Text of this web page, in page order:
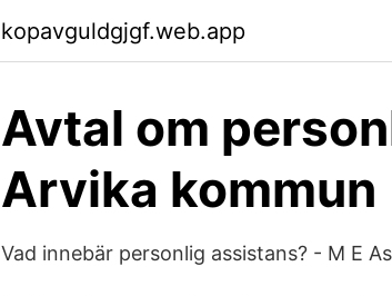
kopavguldgjgf.web.app
Avtal om
Arvika kommun
Vad innebär personlig assistans? - M E